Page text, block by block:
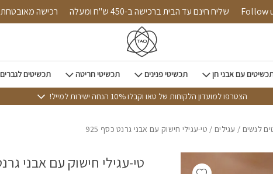
Follow us on שליח חינם עד הבית ברכישה ב-450 ש"ח ומעלה רכישה
עם אבני חן תכשיטי פנינים תכשיטי חריטה תכשיטים לגברים
הצטרפו למועדון הלקוחות של טאו וקבלו 10% הנחה ישירות למייל!
לנשים / עגילים / טי-עגילי חישוק עם אבני גרנט כסף 925
טי-עגילי חישוק עם אבני גרנט Add wishlist